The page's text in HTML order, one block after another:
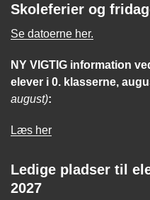
Skoleferier og
Se datoerne her.
NY VIGTIG information
elever i 0. klasserne,
august):
Læs her
Ledige pladser til
2027